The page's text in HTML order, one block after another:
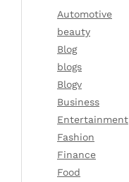
Automotive
beauty
Blog
blogs
Blogv
Business
Entertainment
Fashion
Finance
Food